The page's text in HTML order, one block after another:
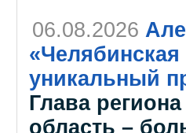
06.08.2026
уникальный
Глава
область –